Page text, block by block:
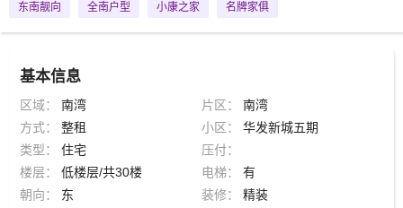
东南靓向 全南户型 小康之家 名牌家俱
基本信息
区域： 南湾 片区：
南湾
方式：
整租 小区：
华发新城五期
类型：
住宅
压付：
楼层：
低楼层/共30楼 电梯：
有
朝向：
东 装修：
精装